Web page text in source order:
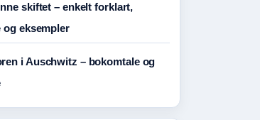
skiftet – enkelt forklart,
og eksempler
i Auschwitz – bokomtale og